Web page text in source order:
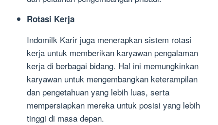
Rotasi Kerja
Indomilk Karir juga menerapkan sistem rotasi
kerja untuk memberikan karyawan pengalaman
kerja di berbagai bidang. Hal ini memungkinkan
karyawan untuk mengembangkan keterampilan
dan pengetahuan yang lebih luas, serta
mempersiapkan mereka untuk posisi yang lebih
tinggi di masa depan.